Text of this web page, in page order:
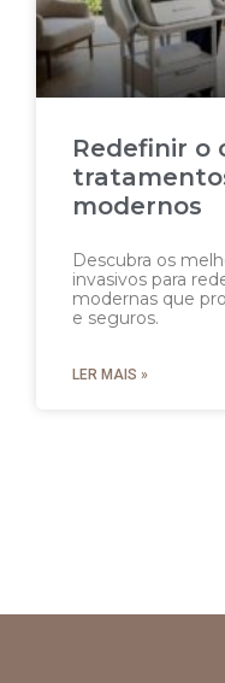
Redefinir o
modernos
Descubra os
invasivos para
modernas que
e seguros.
LER MAIS »